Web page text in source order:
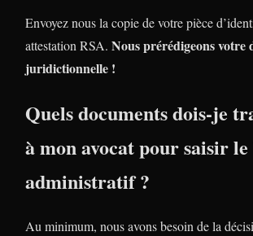
Envoyez nous la copie de votre pièce
attestation RSA. Nous prérédigeons votre
juridictionnelle !
Quels documents dois-je
à mon avocat pour saisir
administratif ?
Au minimum, nous avons besoin de la